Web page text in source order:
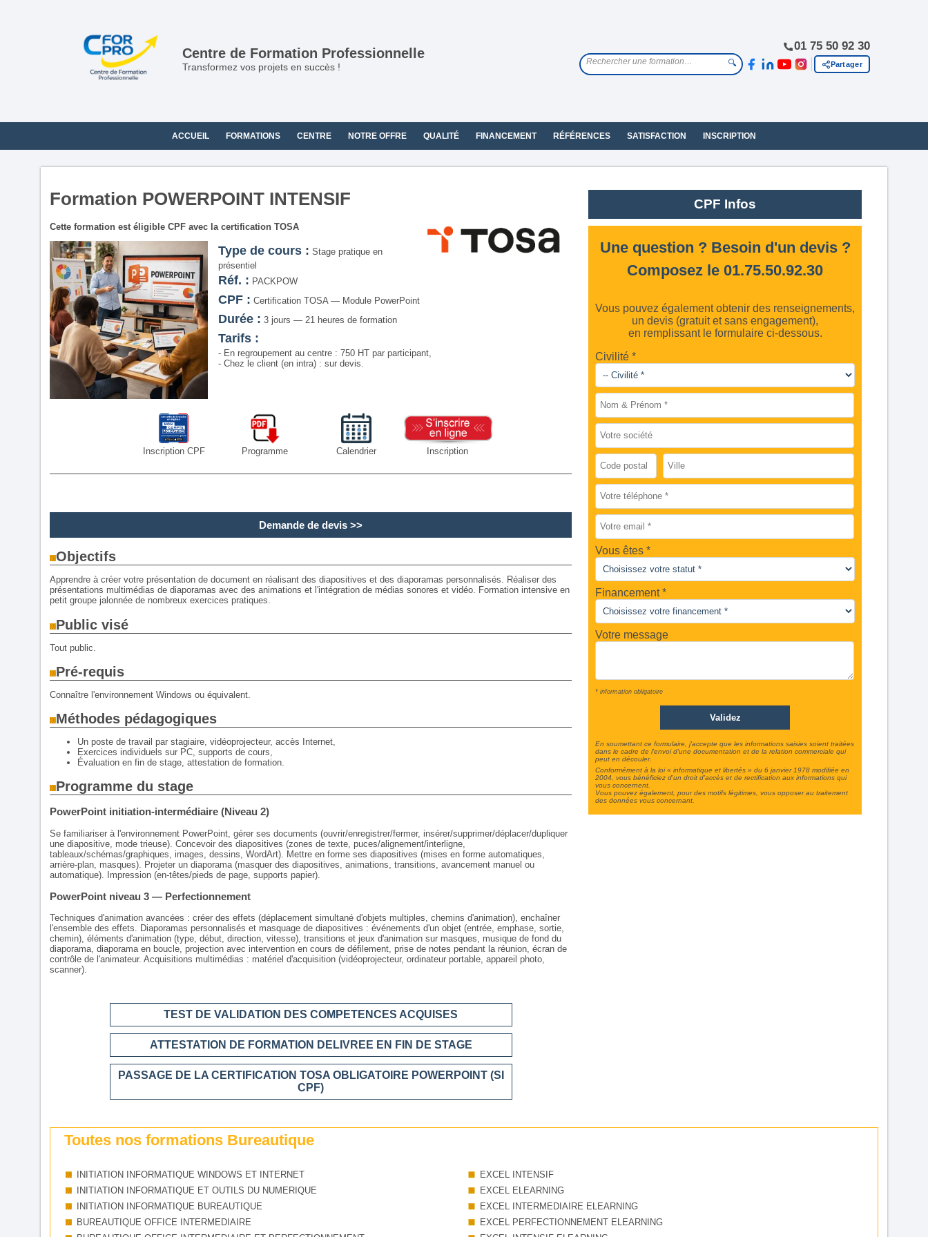
Centre de Formation Professionnelle
Transformez vos projets en succès !
01 75 50 92 30
🔍 Partager
ACCUEIL FORMATIONS CENTRE NOTRE OFFRE QUALITÉ FINANCEMENT RÉFÉRENCES SATISFACTION INSCRIPTION
Formation POWERPOINT INTENSIF
Cette formation est éligible CPF avec la certification TOSA
Type de cours : Stage pratique en
présentiel
Réf. : PACKPOW
CPF : Certification TOSA — Module PowerPoint
Durée : 3 jours — 21 heures de formation
Tarifs :
- En regroupement au centre : 750 HT par participant,
- Chez le client (en intra) : sur devis.
Inscription CPF Programme Calendrier Inscription
Demande de devis >>
Objectifs
Apprendre à créer votre présentation de document en réalisant des diapositives et des diaporamas personnalisés. Réaliser des
présentations multimédias de diaporamas avec des animations et l'intégration de médias sonores et vidéo. Formation intensive en
petit groupe jalonnée de nombreux exercices pratiques.
Public visé
Tout public.
Pré-requis
Connaître l'environnement Windows ou équivalent.
Méthodes pédagogiques
Un poste de travail par stagiaire, vidéoprojecteur, accès Internet,
Exercices individuels sur PC, supports de cours,
Évaluation en fin de stage, attestation de formation.
Programme du stage
PowerPoint initiation-intermédiaire (Niveau 2)
Se familiariser à l'environnement PowerPoint, gérer ses documents (ouvrir/enregistrer/fermer, insérer/supprimer/déplacer/dupliquer
une diapositive, mode trieuse). Concevoir des diapositives (zones de texte, puces/alignement/interligne,
tableaux/schémas/graphiques, images, dessins, WordArt). Mettre en forme ses diapositives (mises en forme automatiques,
arrière-plan, masques). Projeter un diaporama (masquer des diapositives, animations, transitions, avancement manuel ou
automatique). Impression (en-têtes/pieds de page, supports papier).
PowerPoint niveau 3 — Perfectionnement
Techniques d'animation avancées : créer des effets (déplacement simultané d'objets multiples, chemins d'animation), enchaîner
l'ensemble des effets. Diaporamas personnalisés et masquage de diapositives : événements d'un objet (entrée, emphase, sortie,
chemin), éléments d'animation (type, début, direction, vitesse), transitions et jeux d'animation sur masques, musique de fond du
diaporama, diaporama en boucle, projection avec intervention en cours de défilement, prise de notes pendant la réunion, écran de
contrôle de l'animateur. Acquisitions multimédias : matériel d'acquisition (vidéoprojecteur, ordinateur portable, appareil photo,
scanner).
TEST DE VALIDATION DES COMPETENCES ACQUISES
ATTESTATION DE FORMATION DELIVREE EN FIN DE STAGE
PASSAGE DE LA CERTIFICATION TOSA OBLIGATOIRE POWERPOINT (SI
CPF)
CPF Infos
Une question ? Besoin d'un devis ?
Composez le 01.75.50.92.30
Vous pouvez également obtenir des renseignements,
un devis (gratuit et sans engagement),
en remplissant le formulaire ci-dessous.
Civilité *
Vous êtes
Financement *
Votre message
* information obligatoire
En soumettant ce formulaire, j'accepte que les informations saisies soient traitées
dans le cadre de l'envoi d'une documentation et de la relation commerciale qui
peut en découler.
Conformément à la loi « informatique et libertés » du 6 janvier 1978 modifiée en
2004, vous bénéficiez d'un droit d'accès et de rectification aux informations qui
vous concernent.
Vous pouvez également, pour des motifs légitimes, vous opposer au traitement
des données vous concernant.
Toutes nos formations Bureautique
INITIATION INFORMATIQUE WINDOWS ET INTERNET
INITIATION INFORMATIQUE ET OUTILS DU NUMERIQUE
INITIATION INFORMATIQUE BUREAUTIQUE
BUREAUTIQUE OFFICE INTERMEDIAIRE
EXCEL INTENSIF
EXCEL ELEARNING
EXCEL INTERMEDIAIRE ELEARNING
EXCEL PERFECTIONNEMENT ELEARNING